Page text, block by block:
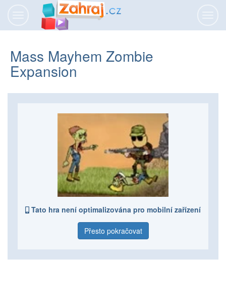
Mass Mayhem Zombie
Expansion
Tato hra není optimalizována pro mobilní zařízení
Přesto pokračovat